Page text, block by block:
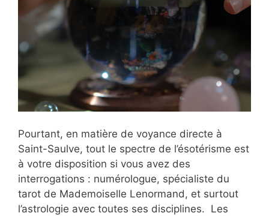
Pourtant, en matière de voyance directe à
Saint-Saulve, tout le spectre de l’ésotérisme est
à votre disposition si vous avez des
interrogations : numérologue, spécialiste du
tarot de Mademoiselle Lenormand, et surtout
l’astrologie avec toutes ses disciplines. Les